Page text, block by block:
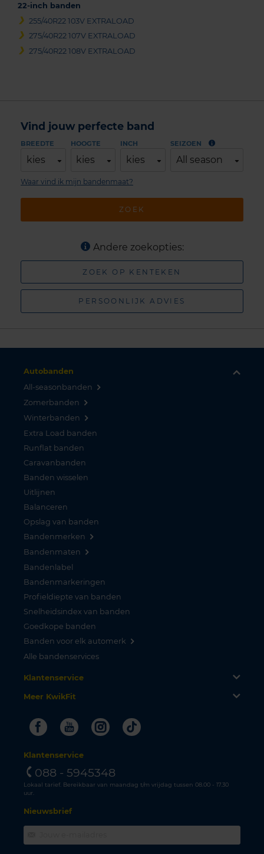
22-inch banden
255/40R22 103V EXTRALOAD
275/40R22 107V EXTRALOAD
275/40R22 108V EXTRALOAD
Vind jouw perfecte band
BREEDTE
kies
HOOGTE
kies
INCH
kies
SEIZOEN
All season
ZOEK
Waar vind ik mijn bandenmaat?
Andere zoekopties:
ZOEK OP KENTEKEN
PERSOONLIJK ADVIES
Autobanden
All-seasonbanden
Zomerbanden
Winterbanden
Extra Load banden
Runflat banden
Caravanbanden
Banden wisselen
Uitlijnen
Balanceren
Opslag van banden
Bandenmerken
Bandenmaten
Bandenlabel
Bandenmarkeringen
Profieldiepte van banden
Snelheidsindex van banden
Goedkope banden
Banden voor elk automerk
Alle bandenservices
Klantenservice
Meer KwikFit
FacebookYoutubeInstagram
Tiktok
Klantenservice
088 - 5945348
Lokaal tarief. Bereikbaar van maandag t/m vrijdag tussen 08.00 - 17.30
uur.
Nieuwsbrief